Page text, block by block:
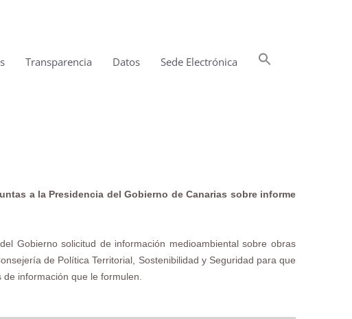
Transparencia Datos Sede Electrónica
a la Presidencia del Gobierno de Canarias sobre informe
Gobierno solicitud de información medioambiental sobre obras
de Política Territorial, Sostenibilidad y Seguridad para que
información que le formulen.